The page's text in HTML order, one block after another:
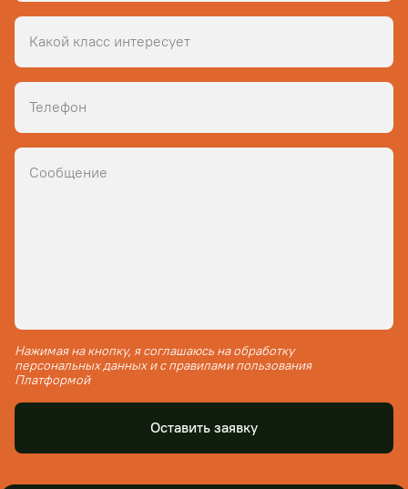
Нажимая на кнопку, я соглашаюсь на обработку
персональных данных и с правилами пользования
Платформой
Оставить заявку